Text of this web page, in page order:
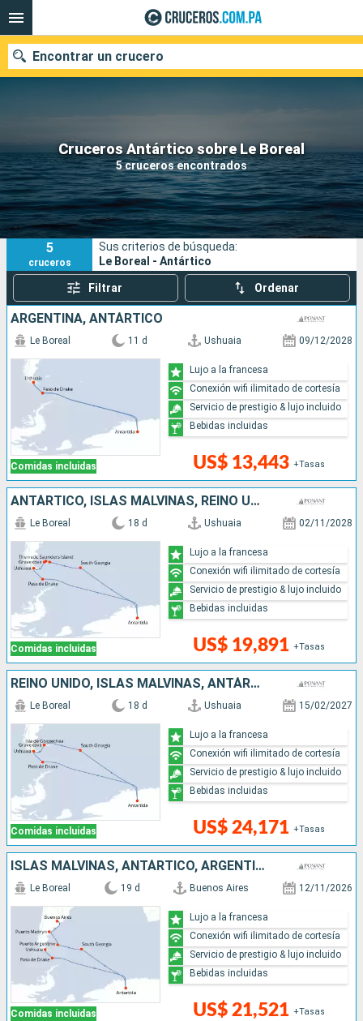
Cruceros Antártico sobre Le Boreal
5 cruceros encontrados
Encontrar un crucero
Nuestros destinos
Fecha de salida
Puertos Compañías
Buscar
5
cruceros
Sus criterios de búsqueda:
Le Boreal - Antártico
Filtrar Ordenar
ARGENTINA, ANTÁRTICO
Comidas incluidas
Le Boreal 11 d Ushuaia 09/12/2028
US$ 13,443 +Tasas
Lujo a la francesa
Conexión wifi ilimitado de cortesía
Servicio de prestigio & lujo incluido
Bebidas incluidas
ANTÁRTICO, ISLAS MALVINAS, REINO UNIDO, ARGENTINA
Comidas incluidas
Le Boreal 18 d Ushuaia 02/11/2028
US$ 19,891 +Tasas
Lujo a la francesa
Conexión wifi ilimitado de cortesía
Servicio de prestigio & lujo incluido
Bebidas incluidas
REINO UNIDO, ISLAS MALVINAS, ANTÁRTICO, ARGENTINA
Comidas incluidas
Le Boreal 18 d Ushuaia 15/02/2027
US$ 24,171 +Tasas
Lujo a la francesa
Conexión wifi ilimitado de cortesía
Servicio de prestigio & lujo incluido
Bebidas incluidas
ISLAS MALVINAS, ANTÁRTICO, ARGENTINA
Comidas incluidas
Le Boreal 19 d Buenos Aires 12/11/2026
US$ 21,521 +Tasas
Lujo a la francesa
Conexión wifi ilimitado de cortesía
Servicio de prestigio & lujo incluido
Bebidas incluidas